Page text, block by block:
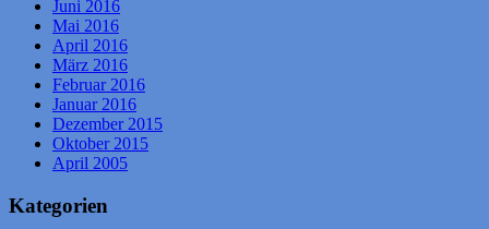
Juni 2016
Mai 2016
April 2016
März 2016
Februar 2016
Januar 2016
Dezember 2015
Oktober 2015
April 2005
Kategorien